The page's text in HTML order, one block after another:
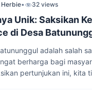
Herbie• 32 views
Unik: Saksikan
di Desa
adalah salah
berharga bagi
pertunjukan ini, kita